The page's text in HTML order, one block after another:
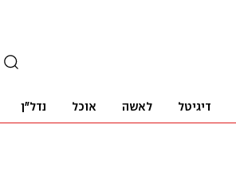
דיגיטל לאשה אוכל נדל"ן